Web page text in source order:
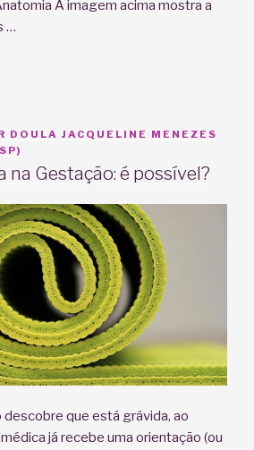
A imagem acima mostra a
…
DOULA JACQUELINE MENEZES
na Gestação: é possível?
descobre que está grávida, ao
já recebe uma orientação (ou